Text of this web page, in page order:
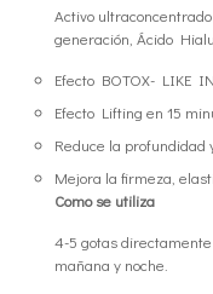
Activo
generación, Ácido
Efecto BOTOX- LIKE
Efecto Lifting en 15
Reduce la profundidad
Mejora la firmeza,
Como se utiliza
4-5 gotas
mañana y noche.